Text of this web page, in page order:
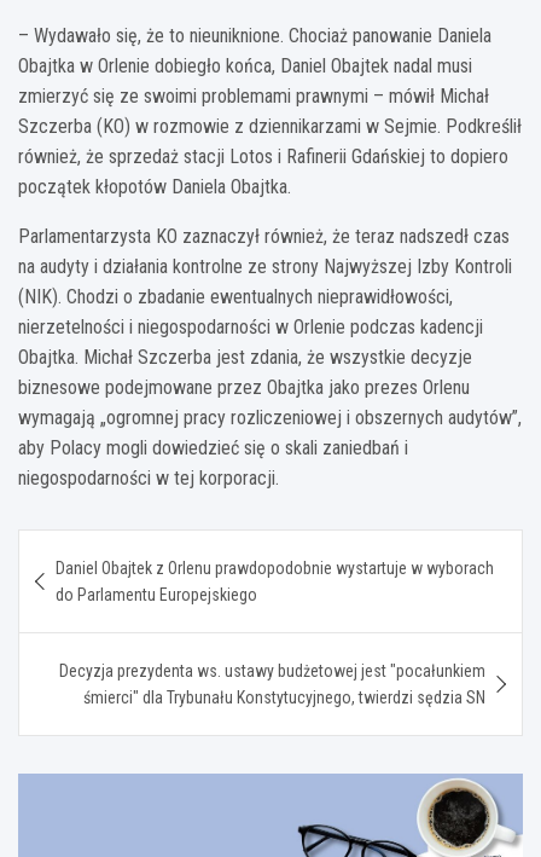
– Wydawało się, że to nieuniknione. Chociaż panowanie Daniela
Obajtka w Orlenie dobiegło końca, Daniel Obajtek nadal musi
zmierzyć się ze swoimi problemami prawnymi – mówił Michał
Szczerba (KO) w rozmowie z dziennikarzami w Sejmie. Podkreślił
również, że sprzedaż stacji Lotos i Rafinerii Gdańskiej to dopiero
początek kłopotów Daniela Obajtka.
Parlamentarzysta KO zaznaczył również, że teraz nadszedł czas
na audyty i działania kontrolne ze strony Najwyższej Izby Kontroli
(NIK). Chodzi o zbadanie ewentualnych nieprawidłowości,
nierzetelności i niegospodarności w Orlenie podczas kadencji
Obajtka. Michał Szczerba jest zdania, że wszystkie decyzje
biznesowe podejmowane przez Obajtka jako prezes Orlenu
wymagają „ogromnej pracy rozliczeniowej i obszernych audytów”,
aby Polacy mogli dowiedzieć się o skali zaniedbań i
niegospodarności w tej korporacji.
wpisu
Daniel Obajtek z Orlenu prawdopodobnie wystartuje w wyborach
do Parlamentu Europejskiego
Decyzja prezydenta ws. ustawy budżetowej jest "pocałunkiem
śmierci" dla Trybunału Konstytucyjnego, twierdzi sędzia SN